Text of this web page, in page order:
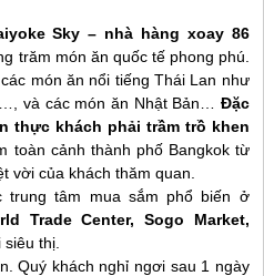
Sky – nhà hàng xoay 86
trăm món ăn quốc tế phong phú.
món ăn nổi tiếngThái Lan như
và các món ăn Nhật Bản… Đặc
thực khách phải trầm trồ khen
toàn cảnh thành phố Bangkok từ
vời của khách thăm quan.
tâm mua sắm phổ biến ở
Trade Center, Sogo Market,
thị.
Quý khách nghỉ ngơi sau 1 ngày